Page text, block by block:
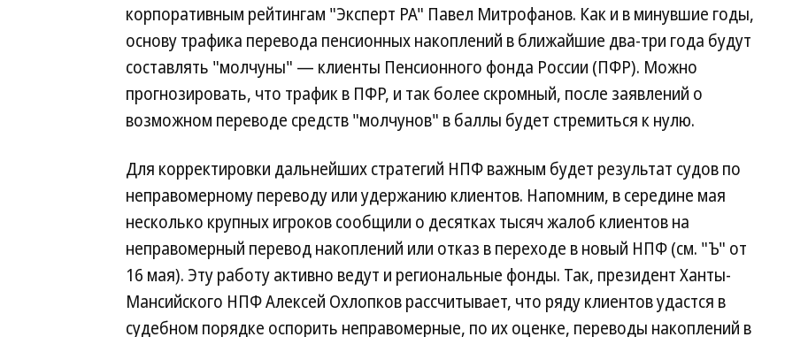
корпоративным рейтингам "Эксперт РА" Павел Митрофанов. Как и в минувшие годы,
основу трафика перевода пенсионных накоплений в ближайшие два-три года будут
составлять "молчуны" — клиенты Пенсионного фонда России (ПФР). Можно
прогнозировать, что трафик в ПФР, и так более скромный, после заявлений о
возможном переводе средств "молчунов" в баллы будет стремиться к нулю.
Для корректировки дальнейших стратегий НПФ важным будет результат судов по
неправомерному переводу или удержанию клиентов. Напомним, в середине мая
несколько крупных игроков сообщили о десятках тысяч жалоб клиентов на
неправомерный перевод накоплений или отказ в переходе в новый НПФ (см. "Ъ" от
16 мая). Эту работу активно ведут и региональные фонды. Так, президент Ханты-
Мансийского НПФ Алексей Охлопков рассчитывает, что ряду клиентов удастся в
судебном порядке оспорить неправомерные, по их оценке, переводы накоплений в